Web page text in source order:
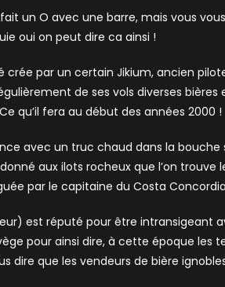
un O avec une barre, mais vous
oui on peut dire ca ainsi !
crée par un certain Jikium, ancien
de ses vols diverses
qu’il fera au début des années 2000 !
avec un truc chaud dans la
aux ilots rocheux que l’on trouve
par le capitaine du Costa
est réputé pour être intransigeant
pour ainsi dire, à cette époque les
dire que les vendeurs de bière